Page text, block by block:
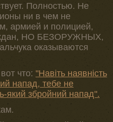
Полностью. Не
ни в чем не
армией и полицией,
НО БЕЗОРУЖНЫХ,
оказываются
что: "Навіть наявність
напад, тебе не
який збройний напад".